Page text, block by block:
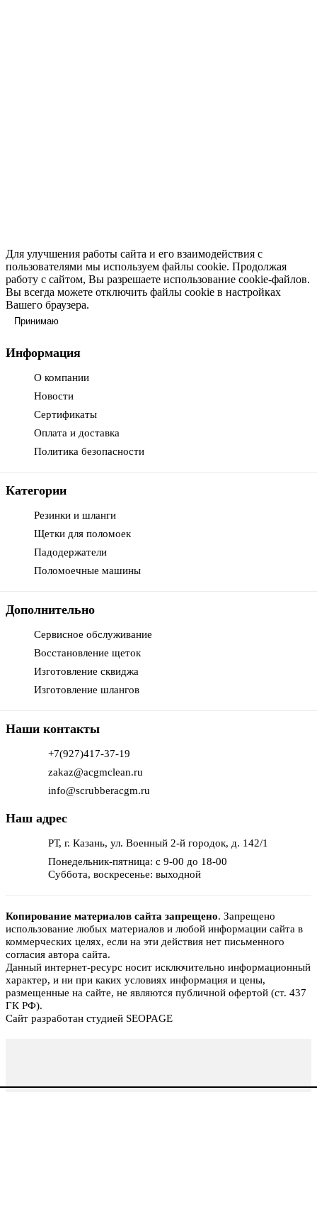
Для улучшения работы сайта и его взаимодействия с
пользователями мы используем файлы cookie. Продолжая
работу с сайтом, Вы разрешаете использование cookie-файлов.
Вы всегда можете отключить файлы cookie в настройках
Вашего браузера.
Принимаю
Информация
О компании
Новости
Сертификаты
Оплата и доставка
Политика безопасности
Категории
Резинки и шланги
Щетки для поломоек
Падодержатели
Поломоечные машины
Дополнительно
Сервисное обслуживание
Восстановление щеток
Изготовление сквиджа
Изготовление шлангов
Наши контакты
+7(927)417-37-19
zakaz@acgmclean.ru
info@scrubberacgm.ru
Наш адрес
РТ, г. Казань, ул. Военный 2-й городок, д. 142/1
Понедельник-пятница: с 9-00 до 18-00
Суббота, воскресенье: выходной
Копирование материалов сайта запрещено. Запрещено
использование любых материалов и любой информации сайта в
коммерческих целях, если на эти действия нет письменного
согласия автора сайта.
Данный интернет-ресурс носит исключительно информационный
характер, и ни при каких условиях информация и цены,
размещенные на сайте, не являются публичной офертой (ст. 437
ГК РФ).
Сайт разработан студией SEOPAGE